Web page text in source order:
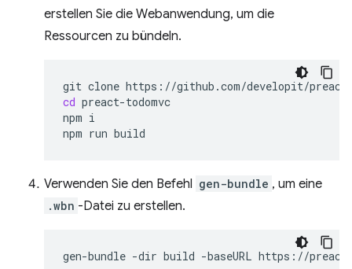
erstellen Sie die Webanwendung, um die
Ressourcen zu bündeln.
git clone
cd preact-todomvc
npm i
npm run
Verwenden Sie den Befehl gen-bundle , um eine
.wbn -Datei zu erstellen.
gen-bundle -dir build -baseURL https://preact-